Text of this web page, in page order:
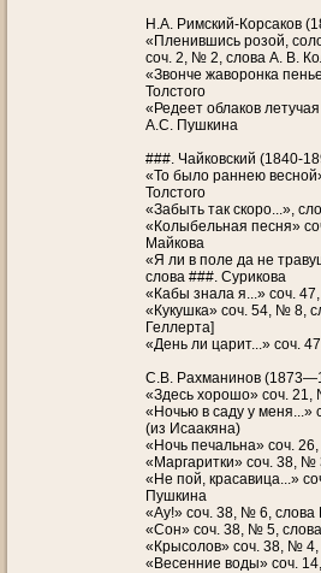
Н.А. Римский-Корсаков
«Пленившись розой,
соч. 2, № 2, слова А. В.
«Звонче жаворонка
Толстого
«Редеет облаков
А.С. Пушкина
###. Чайковский (1840-
«То было раннею
Толстого
«Забыть так скоро...»,
«Колыбельная песня»
Майкова
«Я ли в поле да не
слова ###. Сурикова
«Кабы знала я...» соч.
«Кукушка» соч. 54, № 8,
Геллерта]
«День ли царит...» соч.
С.В. Рахманинов
«Здесь хорошо» соч.
«Ночью в саду у меня...»
(из Исаакяна)
«Ночь печальна» соч.
«Маргаритки» соч. 38,
«Не пой, красавица...»
Пушкина
«Ау!» соч. 38, № 6, слова
«Сон» соч. 38, № 5,
«Крысолов» соч. 38, №
«Весенние воды» соч.